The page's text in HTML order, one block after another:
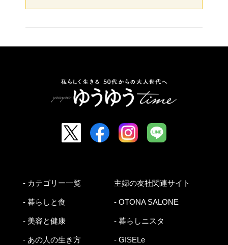
- カテゴリー一覧
- 暮らしと食
- 美容と健康
- あの人の生き方
主婦の友社関連サイト
- OTONA SALONE
- 暮らしニスタ
- GISELe